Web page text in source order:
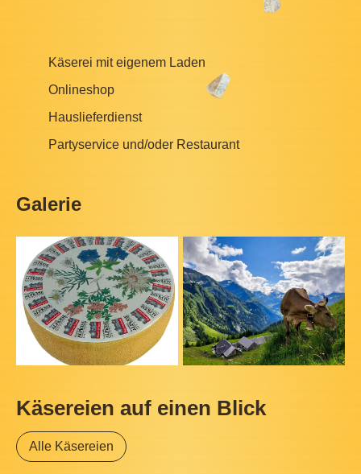
Käserei mit eigenem Laden
Onlineshop
Hauslieferdienst
Partyservice und/oder Restaurant
Galerie
Käsereien auf einen Blick
Alle Käsereien